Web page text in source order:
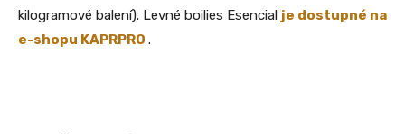
kilogramové balení). Levné boilies Esencial je dostupné na
e-shopu KAPRPRO .